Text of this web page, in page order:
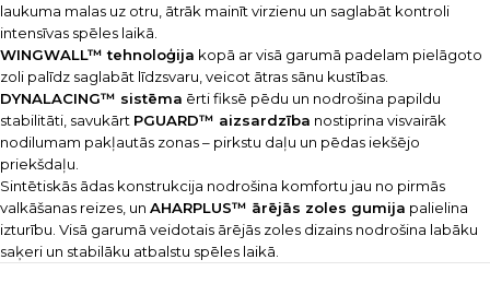
laukuma malas uz otru, ātrāk mainīt virzienu un saglabāt kontroli
intensīvas spēles laikā.
WINGWALL™ tehnoloģija kopā ar visā garumā padelam pielāgoto
zoli palīdz saglabāt līdzsvaru, veicot ātras sānu kustības.
DYNALACING™ sistēma ērti fiksē pēdu un nodrošina papildu
stabilitāti, savukārt PGUARD™ aizsardzība nostiprina visvairāk
nodilumam pakļautās zonas – pirkstu daļu un pēdas iekšējo
priekšdaļu.
Sintētiskās ādas konstrukcija nodrošina komfortu jau no pirmās
valkāšanas reizes, un AHARPLUS™ ārējās zoles gumija palielina
izturību. Visā garumā veidotais ārējās zoles dizains nodrošina labāku
saķeri un stabilāku atbalstu spēles laikā.